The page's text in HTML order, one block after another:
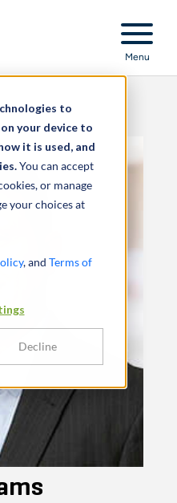
to
your device to
it is used, and
You can accept
or manage
your choices at
, and Terms of
Decline
Menu